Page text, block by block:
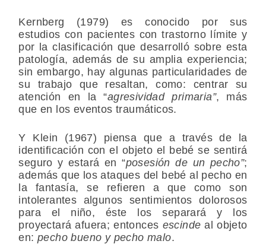
Kernberg (1979) es conocido por sus
estudios con pacientes con trastorno límite y
por la clasificación que desarrolló sobre esta
patología, además de su amplia experiencia;
sin embargo, hay algunas particularidades de
su trabajo que resaltan, como: centrar su
atención en la “agresividad primaria”, más
que en los eventos traumáticos.
Y Klein (1967) piensa que a través de la
identificación con el objeto el bebé se sentirá
seguro y estará en “posesión de un pecho”;
además que los ataques del bebé al pecho en
la fantasía, se refieren a que como son
intolerantes algunos sentimientos dolorosos
para el niño, éste los separará y los
proyectará afuera; entonces escinde al objeto
en: pecho bueno y pecho malo.